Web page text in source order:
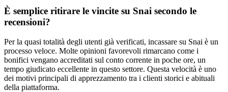
È semplice ritirare le vincite su Snai secondo le
recensioni?
Per la quasi totalità degli utenti già verificati, incassare su Snai è un
processo veloce. Molte opinioni favorevoli rimarcano come i
bonifici vengano accreditati sul conto corrente in poche ore, un
tempo giudicato eccellente in questo settore. Questa velocità è uno
dei motivi principali di apprezzamento tra i clienti storici e abituali
della piattaforma.